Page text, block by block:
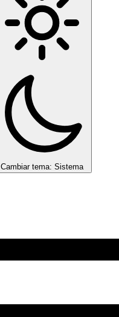
Cambiar tema: Sistema